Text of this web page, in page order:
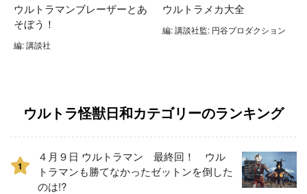
ウルトラマンブレーザーとあ
そぼう！
編: 講談社
ウルトラメカ大全
編: 講談社監: 円谷プロダクション
ウルトラ怪獣日和カテゴリーのランキング
1
４月９日 ウルトラマン 最終回！ ウル
トラマンも勝てなかったゼットンを倒した
のは!?